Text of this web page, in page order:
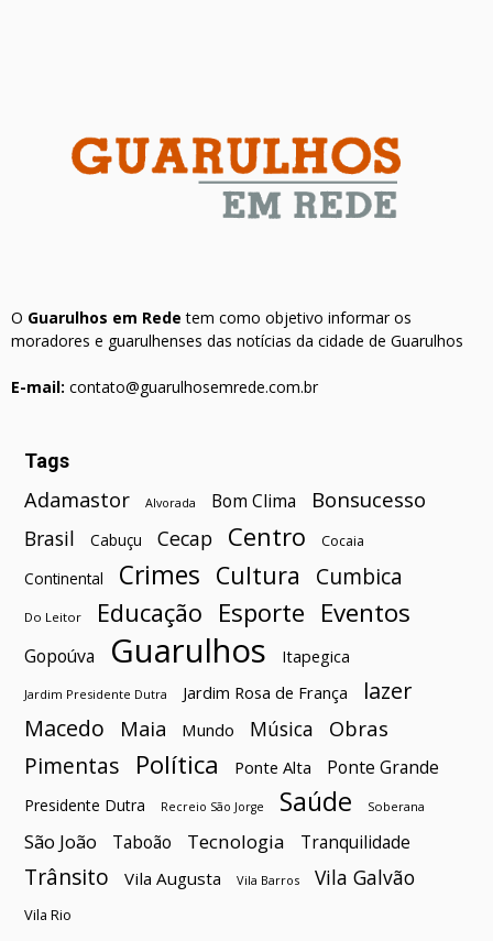
O Guarulhos em Rede tem como objetivo informar os
moradores e guarulhenses das notícias da cidade de Guarulhos
E-mail: contato@guarulhosemrede.com.br
Tags
Adamastor Alvorada Bom Clima Bonsucesso
Brasil Cabuçu Cecap Centro Cocaia
Continental Crimes Cultura Cumbica
Do Leitor Educação Esporte Eventos
Gopoúva Guarulhos Itapegica
Jardim Presidente Dutra Jardim Rosa de França
lazer
Macedo
Maia Mundo Música Obras
Pimentas Política Ponte Alta Ponte Grande
Presidente Dutra Recreio São Jorge Saúde Soberana
São João Taboão Tecnologia Tranquilidade
Trânsito Vila Augusta Vila Barros Vila Galvão
Vila Rio